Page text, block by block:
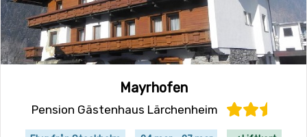
Mayrhofen
Pension Gästenhaus Lärchenheim